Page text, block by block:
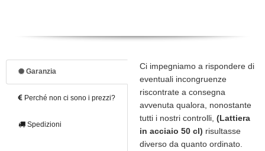
Garanzia
Perché non ci sono i prezzi?
Spedizioni
Ci impegniamo a rispondere di
eventuali incongruenze
riscontrate a consegna
avvenuta qualora, nonostante
tutti i nostri controlli, (Lattiera
in acciaio 50 cl) risultasse
diverso da quanto ordinato.